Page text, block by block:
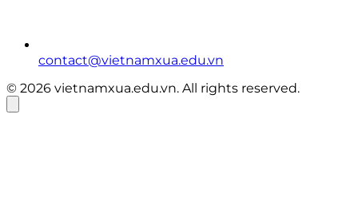
contact@vietnamxua.edu.vn
© 2026 vietnamxua.edu.vn. All rights reserved.